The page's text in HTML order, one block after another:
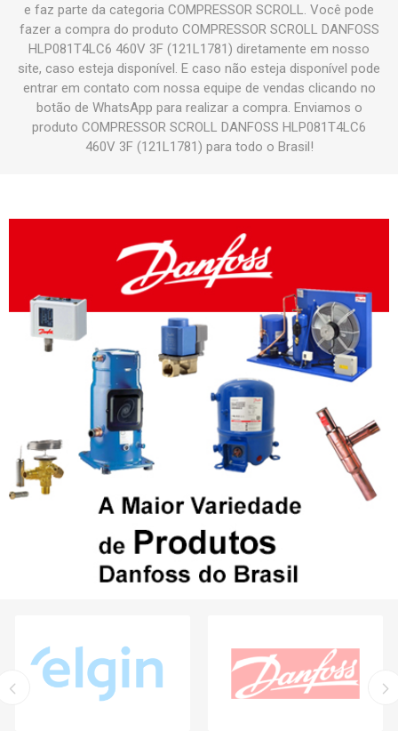
e faz parte da categoria COMPRESSOR SCROLL. Você pode
fazer a compra do produto COMPRESSOR SCROLL DANFOSS
HLP081T4LC6 460V 3F (121L1781) diretamente em nosso
site, caso esteja disponível. E caso não esteja disponível pode
entrar em contato com nossa equipe de vendas clicando no
botão de WhatsApp para realizar a compra. Enviamos o
produto COMPRESSOR SCROLL DANFOSS HLP081T4LC6
460V 3F (121L1781) para todo o Brasil!